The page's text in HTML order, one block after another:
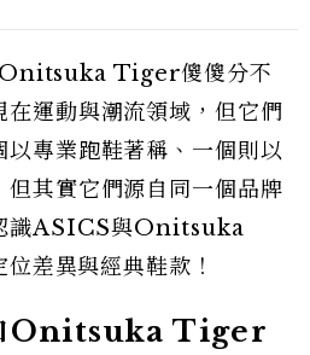
Tiger傻傻分不
運動與潮流領域，但它們
專業跑鞋著稱、一個則以
其實它們源自同一個品牌
識ASICS與Onitsuka
差異與經典鞋款！
Onitsuka Tiger